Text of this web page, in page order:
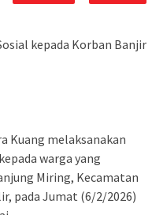
kepada Korban Banjir
Kuang melaksanakan
warga yang
Miring, Kecamatan
pada Jumat (6/2/2026)